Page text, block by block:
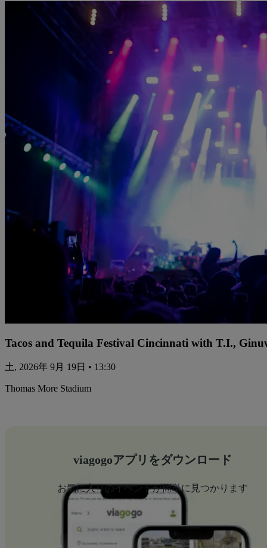
Tacos and Tequila Festival Cincinnati with T.I.,
土, 2026年 9月 19日 • 13:30
Thomas More Stadium
viagogoアプリをダウンロード
お気に入りのイベントが簡単に見つかります